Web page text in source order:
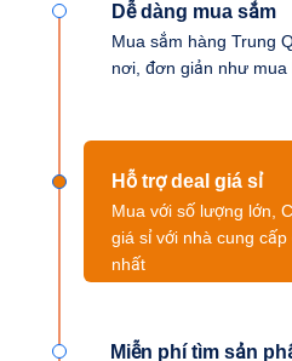
Miễn phí tìm sản
Mua sắm hàng Trung
nơi, đơn giản như mua
Dễ dàng mua sắm
Mua với số lượng lớn,
giá sỉ với nhà cung
nhất
Hỗ trợ deal giá sỉ